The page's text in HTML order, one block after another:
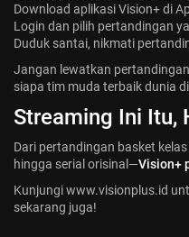
Download aplikasi Vision+ di
Login dan pilih pertandingan
Duduk santai, nikmati
Jangan lewatkan
siapa tim muda terbaik dunia
Streaming Ini Itu,
Dari pertandingan basket
hingga serial orisinal—Vision+
Kunjungiwww.visionplus.id
sekarang juga!